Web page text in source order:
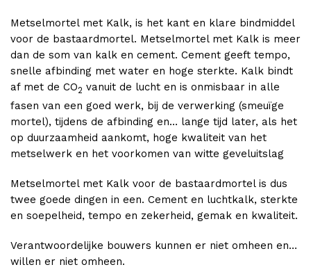
Metselmortel met Kalk, is het kant en klare bindmiddel
voor de bastaardmortel. Metselmortel met Kalk is meer
dan de som van kalk en cement. Cement geeft tempo,
snelle afbinding met water en hoge sterkte. Kalk bindt
af met de CO2 vanuit de lucht en is onmisbaar in alle
fasen van een goed werk, bij de verwerking (smeuïge
mortel), tijdens de afbinding en… lange tijd later, als het
op duurzaamheid aankomt, hoge kwaliteit van het
metselwerk en het voorkomen van witte geveluitslag
Metselmortel met Kalk voor de bastaardmortel is dus
twee goede dingen in een. Cement en luchtkalk, sterkte
en soepelheid, tempo en zekerheid, gemak en kwaliteit.
Verantwoordelijke bouwers kunnen er niet omheen en…
willen er niet omheen.